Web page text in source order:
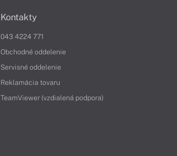
Kontakty
043 4224 771
Obchodné oddelenie
Servisné oddelenie
Reklamácia tovaru
TeamViewer (vzdialená podpora)